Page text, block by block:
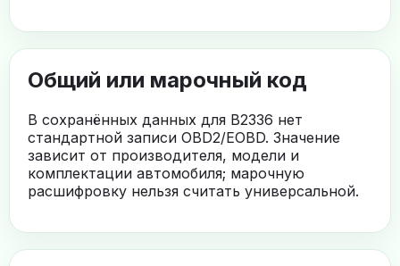
Общий или марочный код
В сохранённых данных для B2336 нет
стандартной записи OBD2/EOBD. Значение
зависит от производителя, модели и
комплектации автомобиля; марочную
расшифровку нельзя считать универсальной.